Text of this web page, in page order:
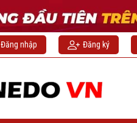
Đăng nhập Đăng ký